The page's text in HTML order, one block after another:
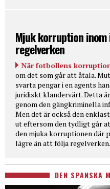
Mjuk korruption
regelverken
När fotbollens
om det som går att åtala.
svarta pengar i en agents
juridiskt klandervärt. Detta
genom den gängkriminella
Men det är också den
ut eftersom den tydligt går
den mjuka korruptionen där
lägre än att följa regelverken.
DEN SPANSKA